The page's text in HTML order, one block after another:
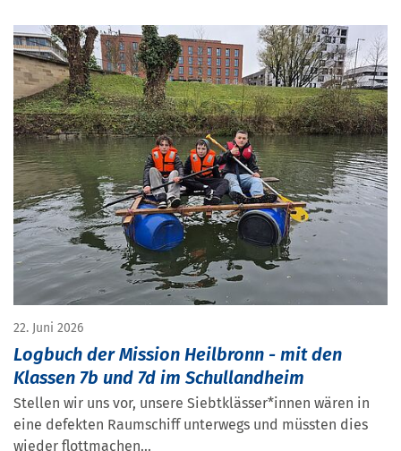
22. Juni 2026
Logbuch der Mission Heilbronn - mit den
Klassen 7b und 7d im Schullandheim
Stellen wir uns vor, unsere Siebtklässer*innen wären in
eine defekten Raumschiff unterwegs und müssten dies
wieder flottmachen...